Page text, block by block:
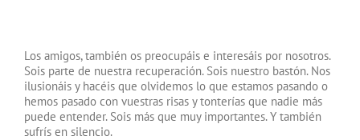
Los amigos, también os preocupáis e interesáis por nosotros.
Sois parte de nuestra recuperación. Sois nuestro bastón. Nos
ilusionáis y hacéis que olvidemos lo que estamos pasando o
hemos pasado con vuestras risas y tonterías que nadie más
puede entender. Sois más que muy importantes. Y también
sufrís en silencio.